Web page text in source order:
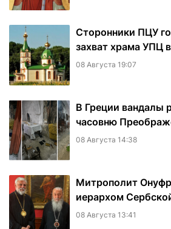
Сторонники ПЦУ
захват храма УПЦ
08 Августа 19:07
В Греции вандалы
часовню
08 Августа 14:38
Митрополит
иерархом
08 Августа 13:41